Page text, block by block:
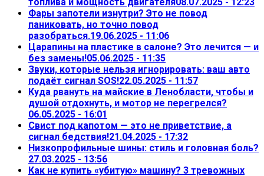
Фары запотели изнутри? Это не повод
паниковать, но точно повод
разобраться.19.06.2025 - 11:06
Царапины на пластике в салоне? Это лечится — и
без замены!05.06.2025 - 11:35
Звуки, которые нельзя игнорировать: ваш авто
подаёт сигнал SOS!22.05.2025 - 11:57
Куда рвануть на майские в Ленобласти, чтобы и
душой отдохнуть, и мотор не перегрелся?
06.05.2025 - 16:01
Свист под капотом — это не приветствие, а
сигнал бедствия!21.04.2025 - 17:32
Низкопрофильные шины: стиль и головная боль?
27.03.2025 - 13:56
Как не купить «убитую» машину? 3 тревожных